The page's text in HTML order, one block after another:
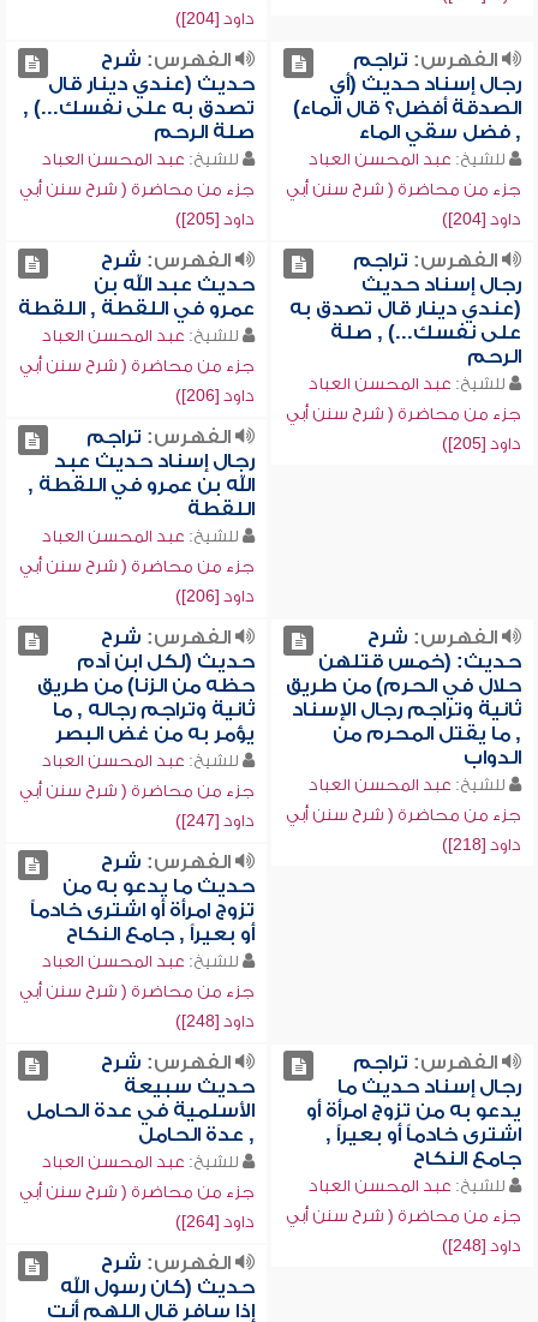
داود [204])
الفهرس: تراجم
رجال إسناد حديث (أي
الصدقة أفضل؟ قال الماء)
, فضل سقي الماء
للشيخ: عبد المحسن العباد
جزء من محاضرة ( شرح سنن أبي
داود [204])
الفهرس: شرح
حديث (عندي دينار قال
تصدق به على نفسك...) ,
صلة الرحم
للشيخ: عبد المحسن العباد
جزء من محاضرة ( شرح سنن أبي
داود [205])
الفهرس: تراجم
رجال إسناد حديث
(عندي دينار قال تصدق به
على نفسك...) , صلة
الرحم
للشيخ: عبد المحسن العباد
جزء من محاضرة ( شرح سنن أبي
داود [205])
الفهرس: شرح
حديث عبد الله بن
عمرو في اللقطة , اللقطة
للشيخ: عبد المحسن العباد
جزء من محاضرة ( شرح سنن أبي
داود [206])
الفهرس: تراجم
رجال إسناد حديث عبد
الله بن عمرو في اللقطة ,
اللقطة
للشيخ: عبد المحسن العباد
جزء من محاضرة ( شرح سنن أبي
داود [206])
الفهرس: شرح
حديث: (خمس قتلهن
حلال في الحرم) من طريق
ثانية وتراجم رجال الإسناد
, ما يقتل المحرم من
الدواب
للشيخ: عبد المحسن العباد
جزء من محاضرة ( شرح سنن أبي
داود [218])
الفهرس: شرح
حديث (لكل ابن آدم
حظه من الزنا) من طريق
ثانية وتراجم رجاله , ما
يؤمر به من غض البصر
للشيخ: عبد المحسن العباد
جزء من محاضرة ( شرح سنن أبي
داود [247])
الفهرس: شرح
حديث ما يدعو به من
تزوج امرأة أو اشترى خادماً
أو بعيراً , جامع النكاح
للشيخ: عبد المحسن العباد
جزء من محاضرة ( شرح سنن أبي
داود [248])
الفهرس: تراجم
رجال إسناد حديث ما
يدعو به من تزوج امرأة أو
اشترى خادماً أو بعيراً ,
جامع النكاح
للشيخ: عبد المحسن العباد
جزء من محاضرة ( شرح سنن أبي
داود [248])
الفهرس: شرح
حديث سبيعة
الأسلمية في عدة الحامل
, عدة الحامل
للشيخ: عبد المحسن العباد
جزء من محاضرة ( شرح سنن أبي
داود [264])
الفهرس: شرح
حديث (كان رسول الله
إذا سافر قال اللهم أنت